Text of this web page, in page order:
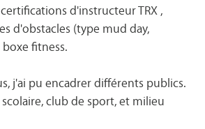
d'instructeur TRX ,
d'obstacles (type mud day,
boxe fitness.
j'ai pu encadrer différents publics.
club de sport, et milieu